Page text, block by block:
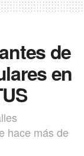
de
en
hace más de